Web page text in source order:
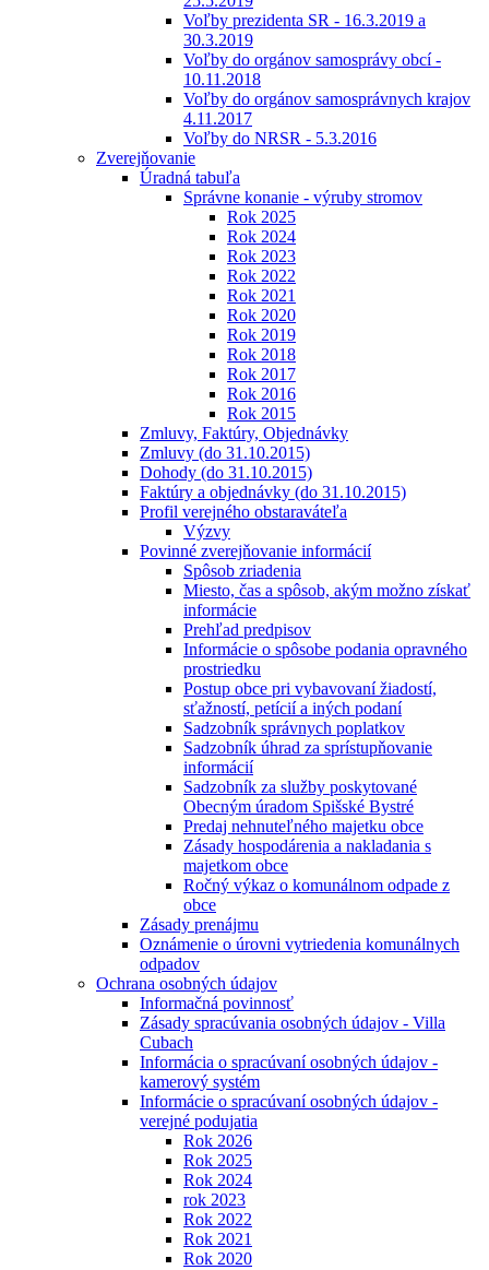
Voľby prezidenta SR - 16.3.2019 a
30.3.2019
Voľby do orgánov samosprávy obcí -
10.11.2018
Voľby do orgánov samosprávnych krajov
4.11.2017
Voľby do NRSR - 5.3.2016
Zverejňovanie
Úradná tabuľa
Správne konanie - výruby stromov
Rok 2025
Rok 2024
Rok 2023
Rok 2022
Rok 2021
Rok 2020
Rok 2019
Rok 2018
Rok 2017
Rok 2016
Rok 2015
Zmluvy, Faktúry, Objednávky
Zmluvy (do 31.10.2015)
Dohody (do 31.10.2015)
Faktúry a objednávky (do 31.10.2015)
Profil verejného obstaraváteľa
Výzvy
Povinné zverejňovanie informácií
Spôsob zriadenia
Miesto, čas a spôsob, akým možno získať
informácie
Prehľad predpisov
Informácie o spôsobe podania opravného
prostriedku
Postup obce pri vybavovaní žiadostí,
sťažností, petícií a iných podaní
Sadzobník správnych poplatkov
Sadzobník úhrad za sprístupňovanie
informácií
Sadzobník za služby poskytované
Obecným úradom Spišské Bystré
Predaj nehnuteľného majetku obce
Zásady hospodárenia a nakladania s
majetkom obce
Ročný výkaz o komunálnom odpade z
obce
Zásady prenájmu
Oznámenie o úrovni vytriedenia komunálnych
odpadov
Ochrana osobných údajov
Informačná povinnosť
Zásady spracúvania osobných údajov - Villa
Cubach
Informácia o spracúvaní osobných údajov -
kamerový systém
Informácie o spracúvaní osobných údajov -
verejné podujatia
Rok 2026
Rok 2025
Rok 2024
rok 2023
Rok 2022
Rok 2021
Rok 2020